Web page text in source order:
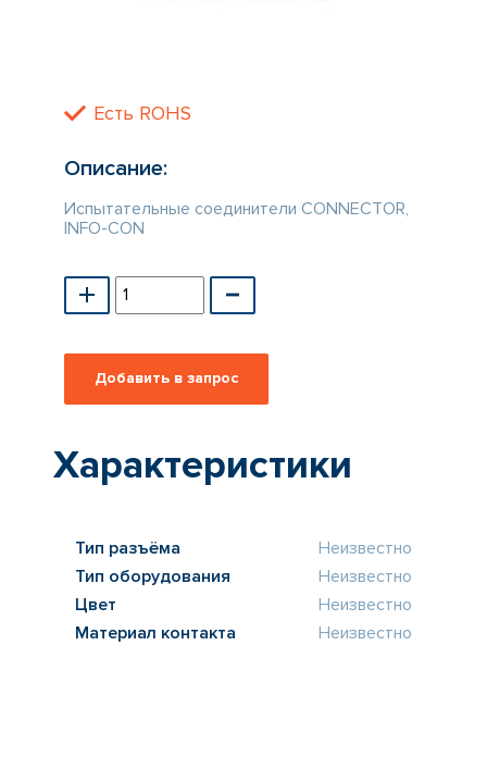
Есть ROHS
Описание:
Испытательные соединители CONNECTOR,
INFO-CON
Характеристики
Тип разъёма
Неизвестно
Тип оборудования
Неизвестно
Цвет
Неизвестно
Материал контакта
Неизвестно